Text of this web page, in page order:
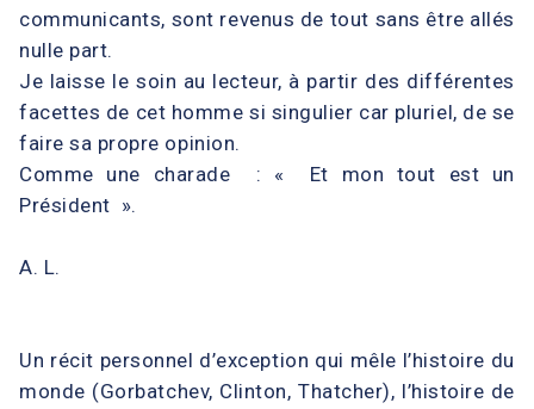
communicants, sont revenus de tout sans être allés
nulle part.
Je laisse le soin au lecteur, à partir des différentes
facettes de cet homme si singulier car pluriel, de se
faire sa propre opinion.
Comme une charade : « Et mon tout est un
Président ».
A. L.
Un récit personnel d’exception qui mêle l’histoire du
monde (Gorbatchev, Clinton, Thatcher), l’histoire de